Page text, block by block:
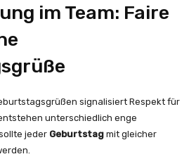
im Team: Faire
signalisiert Respekt für
unterschiedlich enge
jeder Geburtstag mit gleicher